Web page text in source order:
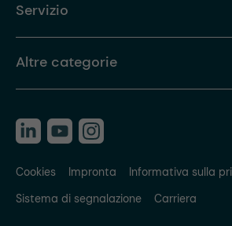
Servizio
Altre categorie
Cookies Impronta
Informativa sulla
Sistema di segnalazione
Carriera